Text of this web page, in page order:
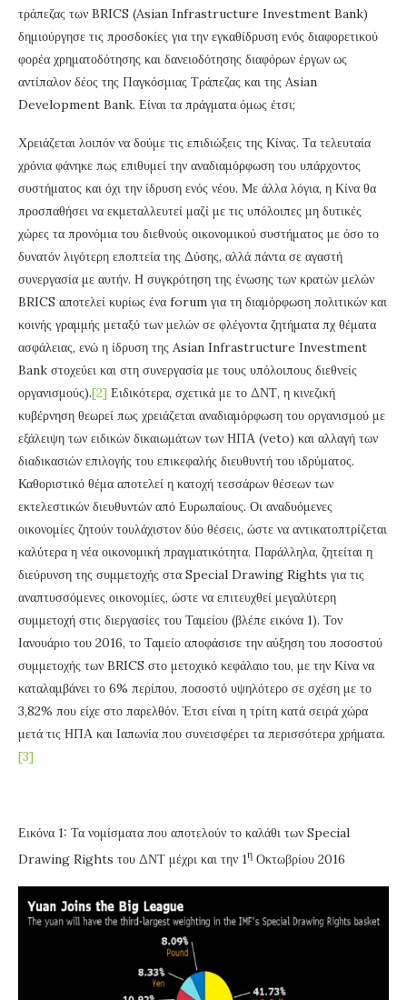
τράπεζας των BRICS (Asian Infrastructure Investment Bank)
δημιούργησε τις προσδοκίες για την εγκαθίδρυση ενός διαφορετικού
φορέα χρηματοδότησης και δανειοδότησης διαφόρων έργων ως
αντίπαλον δέος της Παγκόσμιας Τράπεζας και της Asian
Development Bank. Είναι τα πράγματα όμως έτσι;
Χρειάζεται λοιπόν να δούμε τις επιδιώξεις της Κίνας. Τα τελευταία
χρόνια φάνηκε πως επιθυμεί την αναδιαμόρφωση του υπάρχοντος
συστήματος και όχι την ίδρυση ενός νέου. Με άλλα λόγια, η Κίνα θα
προσπαθήσει να εκμεταλλευτεί μαζί με τις υπόλοιπες μη δυτικές
χώρες τα προνόμια του διεθνούς οικονομικού συστήματος με όσο το
δυνατόν λιγότερη εποπτεία της Δύσης, αλλά πάντα σε αγαστή
συνεργασία με αυτήν. Η συγκρότηση της ένωσης των κρατών μελών
BRICS αποτελεί κυρίως ένα forum για τη διαμόρφωση πολιτικών και
κοινής γραμμής μεταξύ των μελών σε φλέγοντα ζητήματα πχ θέματα
ασφάλειας, ενώ η ίδρυση της Asian Infrastructure Investment
Bank στοχεύει και στη συνεργασία με τους υπόλοιπους διεθνείς
οργανισμούς).[2] Ειδικότερα, σχετικά με το ΔΝΤ, η κινεζική
κυβέρνηση θεωρεί πως χρειάζεται αναδιαμόρφωση του οργανισμού με
εξάλειψη των ειδικών δικαιωμάτων των ΗΠΑ (veto) και αλλαγή των
διαδικασιών επιλογής του επικεφαλής διευθυντή του ιδρύματος.
Καθοριστικό θέμα αποτελεί η κατοχή τεσσάρων θέσεων των
εκτελεστικών διευθυντών από Ευρωπαίους. Οι αναδυόμενες
οικονομίες ζητούν τουλάχιστον δύο θέσεις, ώστε να αντικατοπτρίζεται
καλύτερα η νέα οικονομική πραγματικότητα. Παράλληλα, ζητείται η
διεύρυνση της συμμετοχής στα Special Drawing Rights για τις
αναπτυσσόμενες οικονομίες, ώστε να επιτευχθεί μεγαλύτερη
συμμετοχή στις διεργασίες του Ταμείου (βλέπε εικόνα 1). Τον
Ιανουάριο του 2016, το Ταμείο αποφάσισε την αύξηση του ποσοστού
συμμετοχής των BRICS στο μετοχικό κεφάλαιο του, με την Κίνα να
καταλαμβάνει το 6% περίπου, ποσοστό υψηλότερο σε σχέση με το
3,82% που είχε στο παρελθόν. Έτσι είναι η τρίτη κατά σειρά χώρα
μετά τις ΗΠΑ και Ιαπωνία που συνεισφέρει τα περισσότερα χρήματα.
[3]
Εικόνα 1: Τα νομίσματα που αποτελούν το καλάθι των Special
Drawing Rights του ΔΝΤ μέχρι και την 1η Οκτωβρίου 2016